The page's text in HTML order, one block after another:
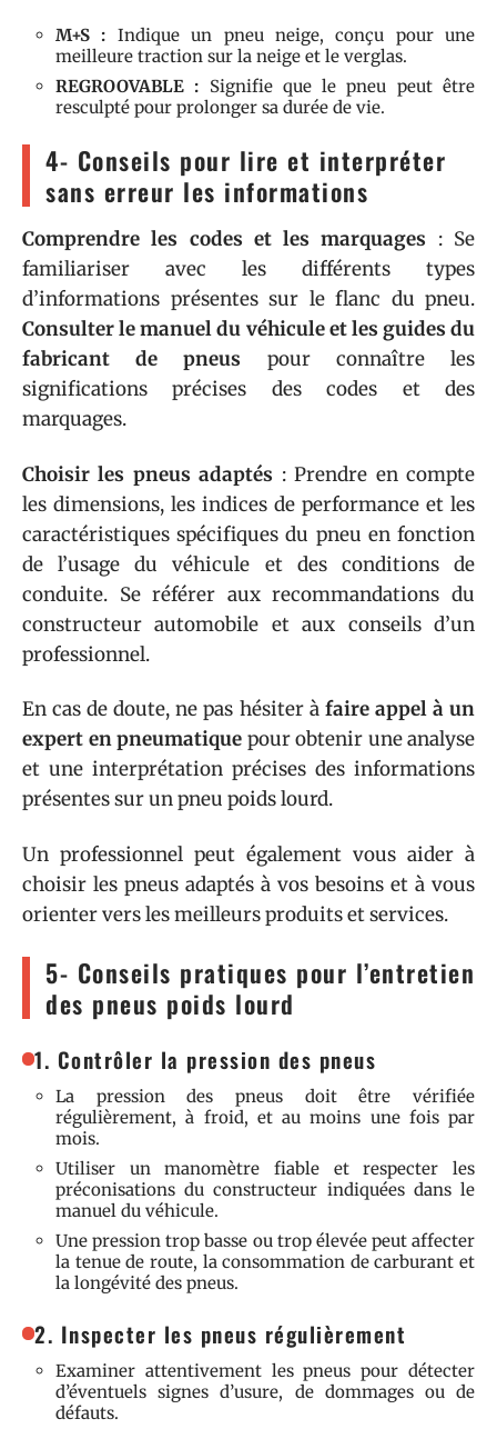
M+S : Indique un pneu neige, conçu pour une
meilleure traction sur la neige et le verglas.
REGROOVABLE : Signifie que le pneu peut être
resculpté pour prolonger sa durée de vie.
4- Conseils pour lire et interpréter
sans erreur les informations
Comprendre les codes et les marquages : Se
familiariser avec les différents types
d’informations présentes sur le flanc du pneu.
Consulter le manuel du véhicule et les guides du
fabricant de pneus pour connaître les
significations précises des codes et des
marquages.
Choisir les pneus adaptés : Prendre en compte
les dimensions, les indices de performance et les
caractéristiques spécifiques du pneu en fonction
de l’usage du véhicule et des conditions de
conduite. Se référer aux recommandations du
constructeur automobile et aux conseils d’un
professionnel.
En cas de doute, ne pas hésiter à faire appel à un
expert en pneumatique pour obtenir une analyse
et une interprétation précises des informations
présentes sur un pneu poids lourd.
Un professionnel peut également vous aider à
choisir les pneus adaptés à vos besoins et à vous
orienter vers les meilleurs produits et services.
5- Conseils pratiques pour l’entretien
des pneus poids lourd
1. Contrôler la pression des pneus
La pression des pneus doit être vérifiée
régulièrement, à froid, et au moins une fois par
mois.
Utiliser un manomètre fiable et respecter les
préconisations du constructeur indiquées dans le
manuel du véhicule.
Une pression trop basse ou trop élevée peut affecter
la tenue de route, la consommation de carburant et
la longévité des pneus.
2. Inspecter les pneus régulièrement
Examiner attentivement les pneus pour détecter
d’éventuels signes d’usure, de dommages ou de
défauts.